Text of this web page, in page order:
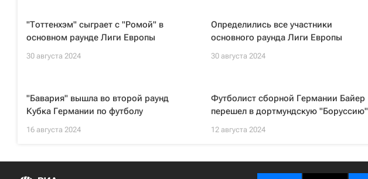
"Тоттенхэм" сыграет с "Ромой" в
основном раунде Лиги Европы
30 августа 2024
Определились все участники
основного раунда Лиги Европы
30 августа 2024
"Бавария" вышла во второй раунд
Кубка Германии по футболу
16 августа 2024
Футболист сборной Германии Байер
перешел в дортмундскую "Боруссию"
12 августа 2024